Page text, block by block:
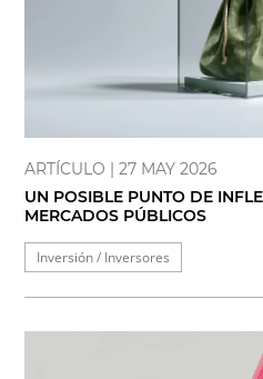
ARTÍCULO | 27 MAY 2026
UN POSIBLE PUNTO DE
MERCADOS PÚBLICOS
Inversión / Inversores